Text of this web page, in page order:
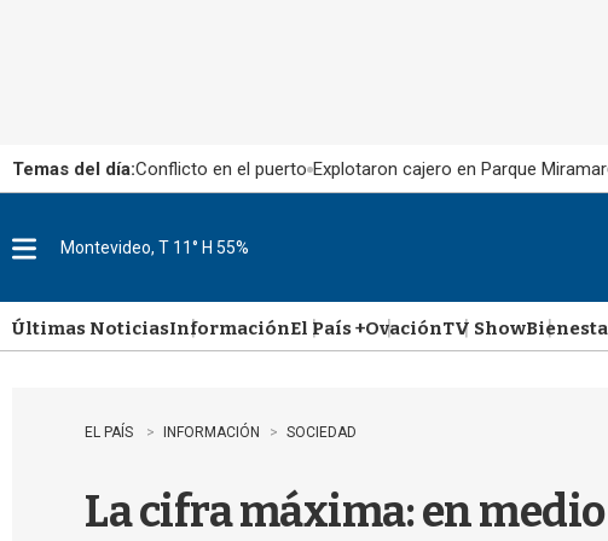
Temas del día:Conflicto en el puerto Explotaron cajero en Parque Miramar
u
Montevideo, T 11° H 55%
Últimas NoticiasInformaciónEl País +OvaciónTV Show
EL PAÍS INFORMACIÓN SOCIEDAD
La cifra máxima: en